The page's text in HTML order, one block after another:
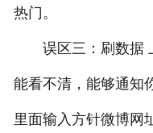
热门。
误区三：刷数据
能看不清，能够通知
里面输入方针微博网